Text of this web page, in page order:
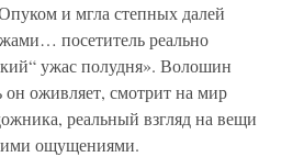
и мгла степных далей
посетитель реально
ужас полудня». Волошин
он оживляет, смотрит на мир
реальный взгляд на вещи
ощущениями.